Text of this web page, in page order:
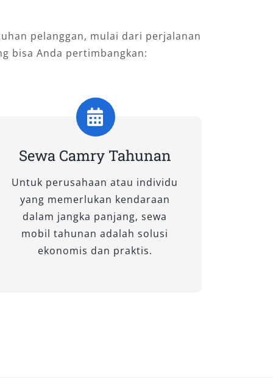
pelanggan, mulai dari perjalanan
bisa Anda pertimbangkan:
Sewa Camry Tahunan
Untuk perusahaan atau individu
yang memerlukan kendaraan
dalam jangka panjang, sewa
mobil tahunan adalah solusi
ekonomis dan praktis.